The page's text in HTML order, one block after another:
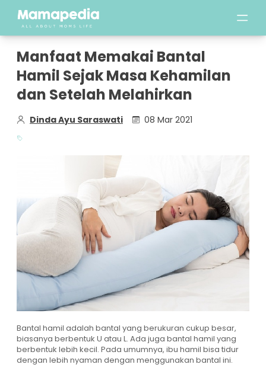
Manfaat Memakai Bantal
Hamil Sejak Masa Kehamilan
dan Setelah Melahirkan
Dinda Ayu Saraswati 08 Mar 2021
Bantal hamil adalah bantal yang berukuran cukup besar,
biasanya berbentuk U atau L. Ada juga bantal hamil yang
berbentuk lebih kecil. Pada umumnya, ibu hamil bisa tidur
dengan lebih nyaman dengan menggunakan bantal ini.